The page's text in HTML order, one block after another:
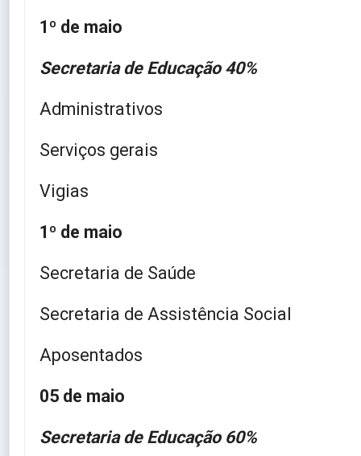
1º de maio
Secretaria de Educação 40%
Administrativos
Serviços gerais
Vigias
1º de maio
Secretaria de Saúde
Secretaria de Assistência Social
Aposentados
05 de maio
Secretaria de Educação 60%